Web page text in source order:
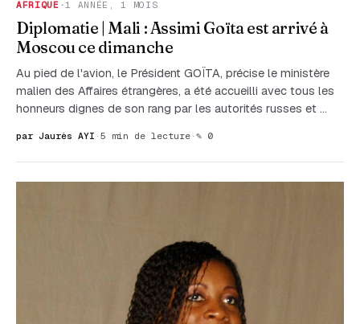
AFRIQUE ·1 ANNÉE, 1 MOIS
Diplomatie | Mali : Assimi Goïta est arrivé à
Moscou ce dimanche
Au pied de l'avion, le Président GOÏTA, précise le ministère
malien des Affaires étrangères, a été accueilli avec tous les
honneurs dignes de son rang par les autorités russes et …
par Jaurès AYI · 5 min de lecture · ✎ 0